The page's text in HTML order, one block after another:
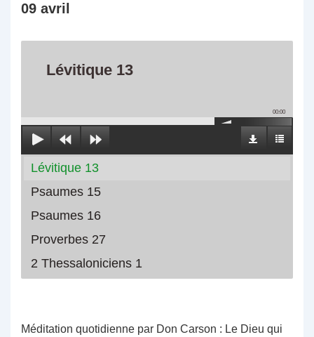
09 avril
Lévitique 13
00:00
Lévitique 13
Psaumes 15
Psaumes 16
Proverbes 27
2 Thessaloniciens 1
Méditation quotidienne par Don Carson : Le Dieu qui